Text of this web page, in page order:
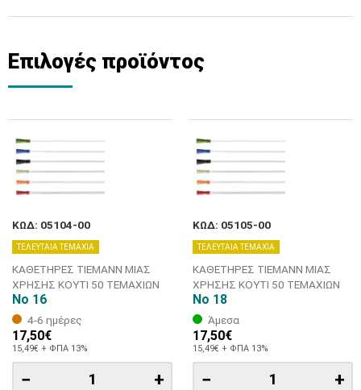
Επιλογές προϊόντος
ΚΩΔ: 05104-00
ΤΕΛΕΥΤΑΙΑ ΤΕΜΑΧΙΑ
ΚΑΘΕΤΗΡΕΣ TIEMANN ΜΙΑΣ
ΧΡΗΣΗΣ ΚΟΥΤΙ 50 ΤΕΜΑΧΙΩΝ
Νο 16
4-6 ημέρες
17,50€
15,49€ + ΦΠΑ 13%
− +
ΚΩΔ: 05105-00
ΤΕΛΕΥΤΑΙΑ ΤΕΜΑΧΙΑ
ΚΑΘΕΤΗΡΕΣ TIEMANN ΜΙΑΣ
ΧΡΗΣΗΣ ΚΟΥΤΙ 50 ΤΕΜΑΧΙΩΝ
Νο 18
Άμεσα
17,50€
15,49€ + ΦΠΑ 13%
− +